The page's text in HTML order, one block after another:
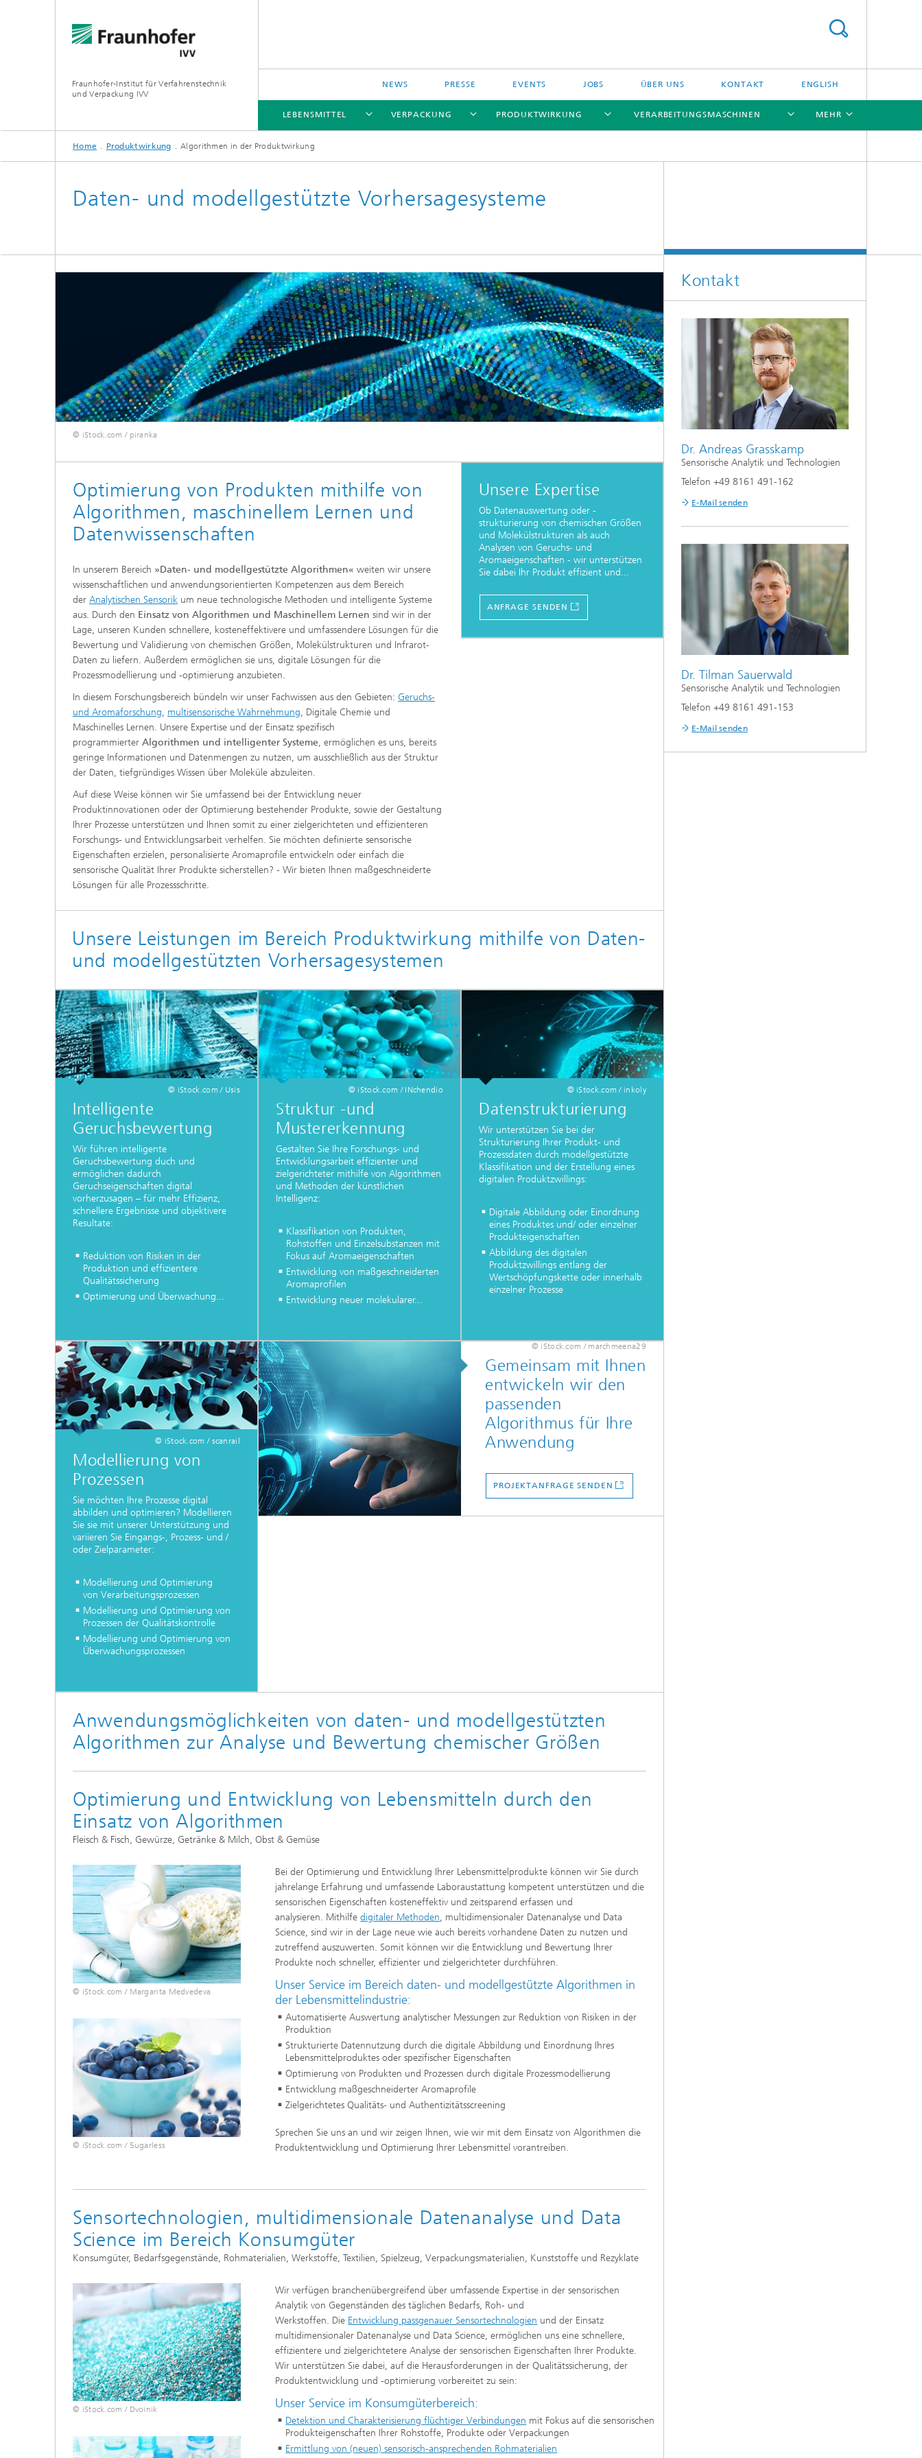
Fraunhofer-Institut für Verfahrenstechnik
und Verpackung IVV
NEWS PRESSE EVENTS JOBS ÜBER UNS KONTAKT ENGLISH
LEBENSMITTEL
LEBENSMITTEL
VERPACKUNG
VERPACKUNG
PRODUKTWIRKUNG
PRODUKTWIRKUNG
VERARBEITUNGSMASCHINEN
VERARBEITUNGSMASCHINEN
MEHR
Home Produktwirkung Algorithmen in der Produktwirkung
Daten- und modellgestützte Vorhersagesysteme
© iStock.com / piranka
Optimierung von Produkten mithilfe von
Algorithmen, maschinellem Lernen und
Datenwissenschaften
In unserem Bereich »Daten- und modellgestützte Algorithmen« weiten wir unsere
wissenschaftlichen und anwendungsorientierten Kompetenzen aus dem Bereich
der Analytischen Sensorik um neue technologische Methoden und intelligente Systeme
aus. Durch den Einsatz von Algorithmen und Maschinellem Lernen sind wir in der
Lage, unseren Kunden schnellere, kosteneffektivere und umfassendere Lösungen für die
Bewertung und Validierung von chemischen Größen, Molekülstrukturen und Infrarot-
Daten zu liefern. Außerdem ermöglichen sie uns, digitale Lösungen für die
Prozessmodellierung und -optimierung anzubieten.
In diesem Forschungsbereich bündeln wir unser Fachwissen aus den Gebieten: Geruchs-
und Aromaforschung, multisensorische Wahrnehmung, Digitale Chemie und
Maschinelles Lernen. Unsere Expertise und der Einsatz spezifisch
programmierter Algorithmen und intelligenter Systeme, ermöglichen es uns, bereits
geringe Informationen und Datenmengen zu nutzen, um ausschließlich aus der Struktur
der Daten, tiefgründiges Wissen über Moleküle abzuleiten.
Auf diese Weise können wir Sie umfassend bei der Entwicklung neuer
Produktinnovationen oder der Optimierung bestehender Produkte, sowie der Gestaltung
Ihrer Prozesse unterstützen und Ihnen somit zu einer zielgerichteten und effizienteren
Forschungs- und Entwicklungsarbeit verhelfen. Sie möchten definierte sensorische
Eigenschaften erzielen, personalisierte Aromaprofile entwickeln oder einfach die
sensorische Qualität Ihrer Produkte sicherstellen? - Wir bieten Ihnen maßgeschneiderte
Lösungen für alle Prozessschritte.
Unsere Expertise
Ob Datenauswertung oder -
strukturierung von chemischen Größen
und Molekülstrukturen als auch
Analysen von Geruchs- und
Aromaeigenschaften - wir unterstützen
Sie dabei Ihr Produkt effizient und...
ANFRAGE SENDEN
Unsere Leistungen im Bereich Produktwirkung mithilfe von Daten-
und modellgestützten Vorhersagesystemen
© iStock.com / Usis
Intelligente
Geruchsbewertung
Wir führen intelligente
Geruchsbewertung duch und
ermöglichen dadurch
Geruchseigenschaften digital
vorherzusagen – für mehr Effizienz,
schnellere Ergebnisse und objektivere
Resultate:
Reduktion von Risiken in der
Produktion und effizientere
Qualitätssicherung
Optimierung und Überwachung...
© iStock.com / INchendio
Struktur -und
Mustererkennung
Gestalten Sie Ihre Forschungs- und
Entwicklungsarbeit effizienter und
zielgerichteter mithilfe von Algorithmen
und Methoden der künstlichen
Intelligenz:
Klassifikation von Produkten,
Rohstoffen und Einzelsubstanzen mit
Fokus auf Aromaeigenschaften
Entwicklung von maßgeschneiderten
Aromaprofilen
Entwicklung neuer molekularer...
© iStock.com / inkoly
Datenstrukturierung
Wir unterstützen Sie bei der
Strukturierung Ihrer Produkt- und
Prozessdaten durch modellgestützte
Klassifikation und der Erstellung eines
digitalen Produktzwillings:
Digitale Abbildung oder Einordnung
eines Produktes und/ oder einzelner
Produkteigenschaften
Abbildung des digitalen
Produktzwillings entlang der
Wertschöpfungskette oder innerhalb
einzelner Prozesse
© iStock.com / scanrail
Modellierung von
Prozessen
Sie möchten Ihre Prozesse digital
abbilden und optimieren? Modellieren
Sie sie mit unserer Unterstützung und
variieren Sie Eingangs-, Prozess- und /
oder Zielparameter:
Modellierung und Optimierung
von Verarbeitungsprozessen
Modellierung und Optimierung von
Prozessen der Qualitätskontrolle
Modellierung und Optimierung von
Überwachungsprozessen
© iStock.com / marchmeena29
Gemeinsam mit Ihnen
entwickeln wir den
passenden
Algorithmus für Ihre
Anwendung
PROJEKTANFRAGE SENDEN
Anwendungsmöglichkeiten von daten- und modellgestützten
Algorithmen zur Analyse und Bewertung chemischer Größen
Optimierung und Entwicklung von Lebensmitteln durch den
Einsatz von Algorithmen
Fleisch & Fisch, Gewürze, Getränke & Milch, Obst & Gemüse
© iStock.com / Margarita Medvedeva
© iStock.com / 5ugarless
Bei der Optimierung und Entwicklung Ihrer Lebensmittelprodukte können wir Sie durch
jahrelange Erfahrung und umfassende Laboraustattung kompetent unterstützen und die
sensorischen Eigenschaften kosteneffektiv und zeitsparend erfassen und
analysieren. Mithilfedigitaler Methoden, multidimensionaler Datenanalyse und Data
Science, sind wir in der Lage neue wie auch bereits vorhandene Daten zu nutzen und
zutreffend auszuwerten. Somit können wir die Entwicklung und Bewertung Ihrer
Produkte noch schneller, effizienter und zielgerichteter durchführen.
Unser Service im Bereich daten- und modellgestützte Algorithmen in
der Lebensmittelindustrie:
Automatisierte Auswertung analytischer Messungen zur Reduktion von Risiken in der
Produktion
Strukturierte Datennutzung durch die digitale Abbildung und Einordnung Ihres
Lebensmittelproduktes oder spezifischer Eigenschaften
Optimierung von Produkten und Prozessen durch digitale Prozessmodellierung
Entwicklung maßgeschneiderter Aromaprofile
Zielgerichtetes Qualitäts- und Authentizitätsscreening
Sprechen Sie uns an und wir zeigen Ihnen, wie wir mit dem Einsatz von Algorithmen die
Produktentwicklung und Optimierung Ihrer Lebensmittel vorantreiben.
Sensortechnologien, multidimensionale Datenanalyse und Data
Science im Bereich Konsumgüter
Konsumgüter, Bedarfsgegenstände, Rohmaterialien, Werkstoffe, Textilien, Spielzeug, Verpackungsmaterialien, Kunststoffe und Rezyklate
© iStock.com / Dvoinik
Wir verfügen branchenübergreifend über umfassende Expertise in der sensorischen
Analytik von Gegenständen des täglichen Bedarfs, Roh- und
Werkstoffen. Die Entwicklung passgenauer Sensortechnologien und der Einsatz
multidimensionaler Datenanalyse und Data Science, ermöglichen uns eine schnellere,
effizientere und zielgerichtetere Analyse der sensorischen Eigenschaften Ihrer Produkte.
Wir unterstützen Sie dabei, auf die Herausforderungen in der Qualitätssicherung, der
Produktentwicklung und -optimierung vorbereitet zu sein:
Unser Service im Konsumgüterbereich:
Detektion und Charakterisierung flüchtiger Verbindungen mit Fokus auf die sensorischen
Produkteigenschaften Ihrer Rohstoffe, Produkte oder Verpackungen
Ermittlung von (neuen) sensorisch-ansprechenden Rohmaterialien
Kontakt
Dr. Andreas Grasskamp
Sensorische Analytik und Technologien
Telefon +49 8161 491-162
E-Mail senden
Dr. Tilman Sauerwald
Sensorische Analytik und Technologien
Telefon +49 8161 491-153
E-Mail senden